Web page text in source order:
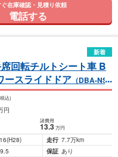
在庫確認・見積り依頼
電話する
新着
回転チルトシート車 B
ースライドドア （DBA-NSP
込)
円
諸費用
13.3 万円
(H28) 走行 7.7万km
保証 あり